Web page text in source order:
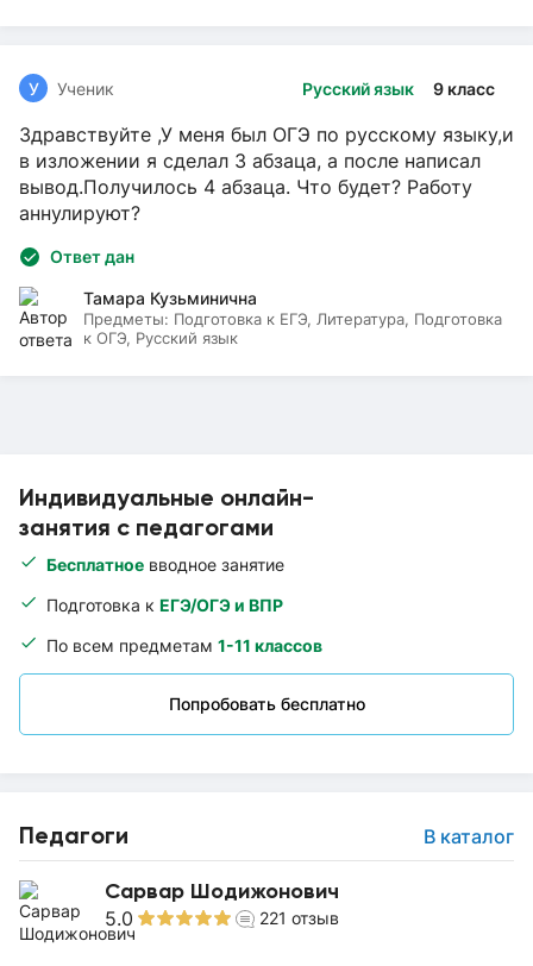
Индивидуальные онлайн-
занятия с педагогами
Бесплатное вводное занятие
Подготовка к ЕГЭ/ОГЭ и ВПР
По всем предметам 1-11 классов
Попробовать бесплатно
Педагоги В каталог
Сарвар Шодижонович
5.0 221 отзыв
Русский язык 9 класс
У Ученик
Здравствуйте ,У меня был ОГЭ по русскому языку,и
в изложении я сделал 3 абзаца, а после написал
вывод.Получилось 4 абзаца. Что будет? Работу
аннулируют?
Ответ дан
Тамара Кузьминична
Предметы: Подготовка к ЕГЭ, Литература, Подготовка
к ОГЭ, Русский язык